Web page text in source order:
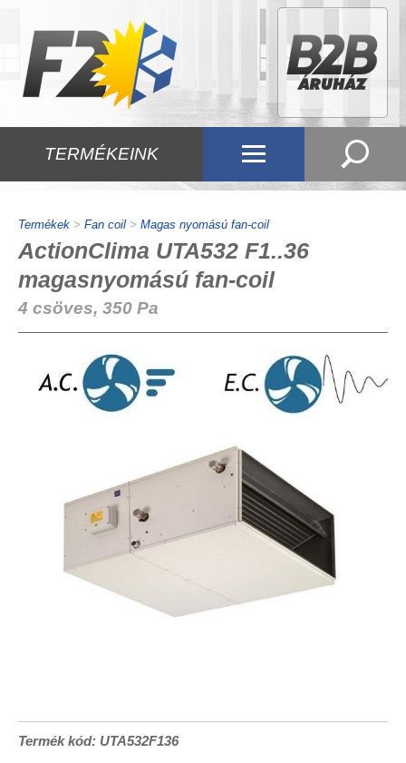
TERMÉKEINK
Termékek > Fan coil > Magas nyomású fan-coil
ActionClima UTA532 F1..36
magasnyomású fan-coil
4 csöves, 350 Pa
Termék kód: UTA532F136